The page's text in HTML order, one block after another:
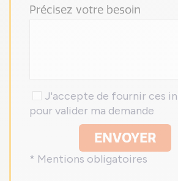
Précisez votre besoin
J'accepte de fournir ces
pour valider ma demande
ENVOYER
* Mentions obligatoires